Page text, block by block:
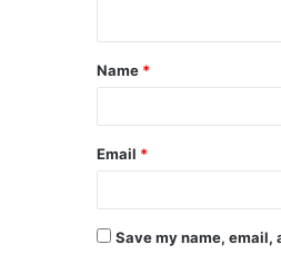
t
*
Name *
Email *
Save my name, email,